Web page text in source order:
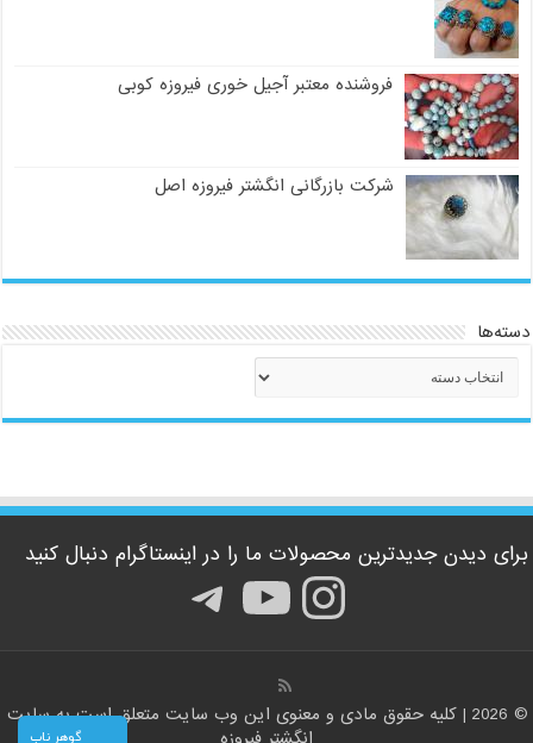
گوهر ناب
فروشنده معتبر آجیل خوری فیروزه کوبی
شرکت بازرگانی انگشتر فیروزه اصل
دسته‌ها
دسته‌ها
برای دیدن جدیدترین محصولات ما را در اینستاگرام دنبال کنید
اینستاگرم
یوتیوب
تلگرام
© 2026 | کلیه حقوق مادی و معنوی این وب سایت متعلق است به سایت